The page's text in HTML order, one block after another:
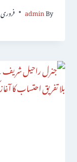
By
admin فروری 5, 2016